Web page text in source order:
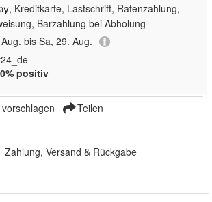
, Kreditkarte, Lastschrift, Ratenzahlung,
Barzahlung bei Abholung
bis Sa, 29. Aug.
positiv
Teilen
Zahlung, Versand & Rückgabe